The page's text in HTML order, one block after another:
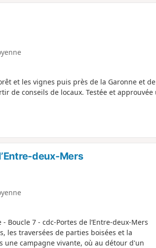
et les vignes puis près de la Garonne et
de conseils de locaux. Testée et
deux-Mers
Boucle 7 - cdc-Portes de l’Entre-deux-Mers
les traversées de parties boisées et la
une campagne vivante, où au détour d'un